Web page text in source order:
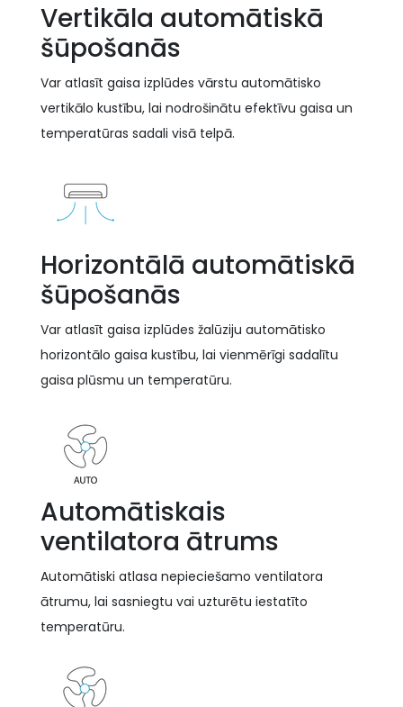
Vertikāla automātiskā
šūpošanās
Var atlasīt gaisa izplūdes vārstu automātisko
vertikālo kustību, lai nodrošinātu efektīvu gaisa un
temperatūras sadali visā telpā.
Horizontālā automātiskā
šūpošanās
Var atlasīt gaisa izplūdes žalūziju automātisko
horizontālo gaisa kustību, lai vienmērīgi sadalītu
gaisa plūsmu un temperatūru.
Automātiskais
ventilatora ātrums
Automātiski atlasa nepieciešamo ventilatora
ātrumu, lai sasniegtu vai uzturētu iestatīto
temperatūru.